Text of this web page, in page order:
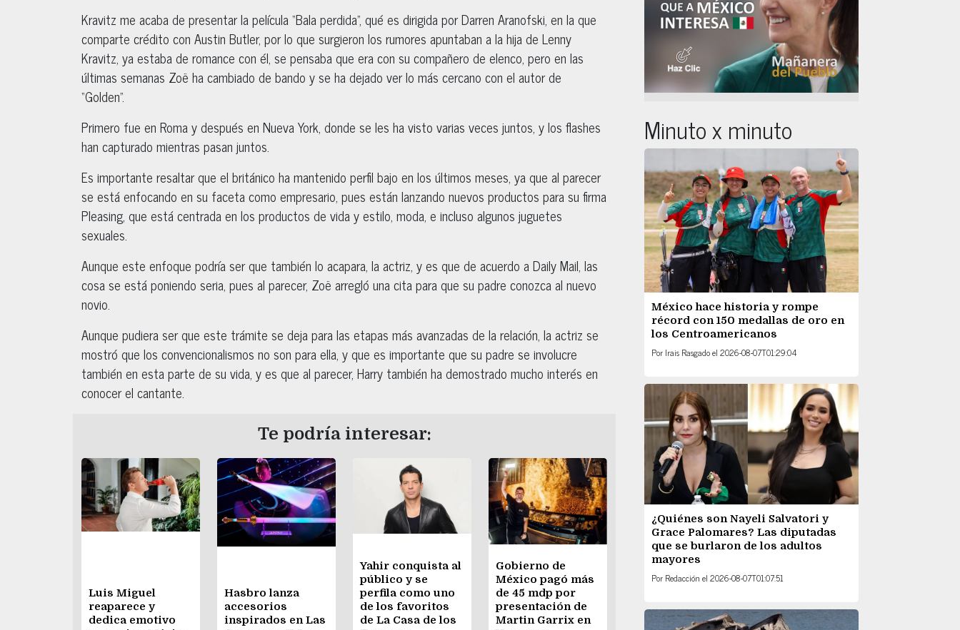
Kravitz me acaba de presentar la película “Bala perdida”, qué es dirigida por Darren Aranofski, en la que
comparte crédito con Austin Butler, por lo que surgieron los rumores apuntaban a la hija de Lenny
Kravitz, ya estaba de romance con él, se pensaba que era con su compañero de elenco, pero en las
últimas semanas Zoë ha cambiado de bando y se ha dejado ver lo más cercano con el autor de
“Golden”.
Primero fue en Roma y después en Nueva York, donde se les ha visto varias veces juntos, y los flashes
han capturado mientras pasan juntos.
Es importante resaltar que el británico ha mantenido perfil bajo en los últimos meses, ya que al parecer
se está enfocando en su faceta como empresario, pues están lanzando nuevos productos para su firma
Pleasing, que está centrada en los productos de vida y estilo, moda, e incluso algunos juguetes
sexuales.
Aunque este enfoque podría ser que también lo acapara, la actriz, y es que de acuerdo a Daily Mail, las
cosa se está poniendo seria, pues al parecer, Zoë arregló una cita para que su padre conozca al nuevo
novio.
Aunque pudiera ser que este trámite se deja para las etapas más avanzadas de la relación, la actriz se
mostró que los convencionalismos no son para ella, y que es importante que su padre se involucre
también en esta parte de su vida, y es que al parecer, Harry también ha demostrado mucho interés en
conocer el cantante.
Te podría interesar:
Luis Miguel
reaparece y
dedica emotivo
Hasbro lanza
accesorios
inspirados en Las
Yahir conquista al
público y se
perfila como uno
de los favoritos
de La Casa de los
Gobierno de
México pagó más
de 45 mdp por
presentación de
Martin Garrix en
Minuto x minuto
México hace historia y rompe
récord con 150 medallas de oro en
los Centroamericanos
Por Irais Rasgadoel 2026-08-07T01:29:04
¿Quiénes son Nayeli Salvatori y
Grace Palomares? Las diputadas
que se burlaron de los adultos
mayores
Por Redacción el 2026-08-07T01:07:51